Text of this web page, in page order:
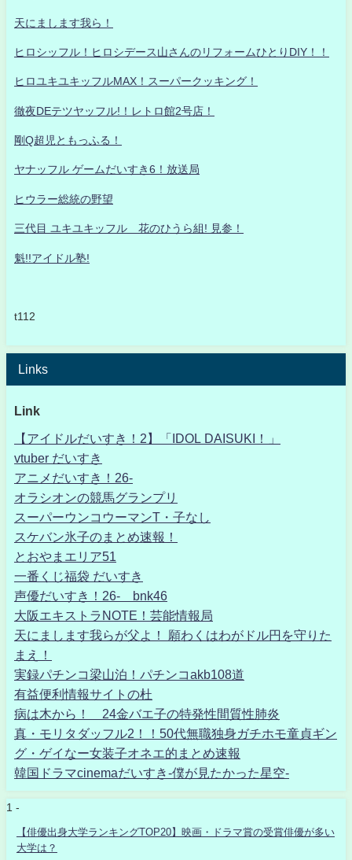
天にまします我ら！
ヒロシッフル！ヒロシデース山さんのリフォームひとりDIY！！
ヒロユキユキッフルMAX！スーパークッキング！
徹夜DEテツヤッフル!！レトロ館2号店！
剛Q超児ともっふる！
ヤナッフル ゲームだいすき6！放送局
ヒウラー総統の野望
三代目 ユキユキッフル 花のひうら組! 見参！
魁!!アイドル塾!
t112
Links
Link
【アイドルだいすき！2】「IDOL DAISUKI！」
vtuber だいすき
アニメだいすき！26-
オラシオンの競馬グランプリ
スーパーウンコウーマンT・子なし
スケバン氷子のまとめ速報！
とおやまエリア51
一番くじ福袋 だいすき
声優だいすき！26- bnk46
大阪エキストラNOTE！芸能情報局
天にまします我らが父よ！ 願わくはわがドル円を守りた
まえ！
実録パチンコ梁山泊！パチンコakb108道
有益便利情報サイトの杜
病は木から！ 24金バエ子の特発性間質性肺炎
真・モリタダッフル2！！50代無職独身ガチホモ童貞ギン
グ・ゲイなー女装子オネエ的まとめ速報
韓国ドラマcinemaだいすき-僕が見たかった星空-
1 -
【俳優出身大学ランキングTOP20】映画・ドラマ賞の受賞俳優が多い
大学は？